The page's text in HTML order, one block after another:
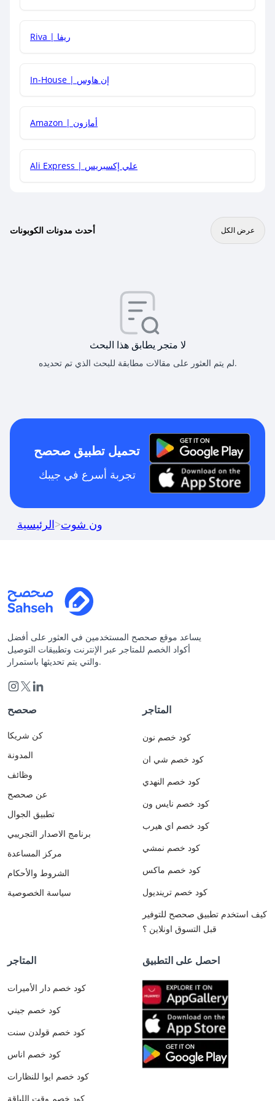
هل يمكنني جمع كود خصم مع العروض الأخرى؟
Riva | ريفا
In-House | إن هاوس
Amazon | أمازون
Ali Express | علي إكسبريس
أحدث مدونات الكوبونات عرض الكل
لا متجر يطابق هذا البحث
لم يتم العثور على مقالات مطابقة للبحث الذي تم تحديده.
تحميل تطبيق صحصح
تجربة أسرع في جيبك
الرئيسية>ون شوت
يساعد موقع صحصح المستخدمين في العثور على أفضل
أكواد الخصم للمتاجر عبر الإنترنت وتطبيقات التوصيل
والتي يتم تحديثها باستمرار.
صحصح
كن شريكا
المدونة
وظائف
عن صحصح
تطبيق الجوال
برنامج الاصدار التجريبي
مركز المساعدة
الشروط والأحكام
سياسة الخصوصية
المتاجر
كود خصم نون
كود خصم شي ان
كود خصم النهدي
كود خصم نايس ون
كود خصم اي هيرب
كود خصم نمشي
كود خصم ماكس
كود خصم ترينديول
كيف استخدم تطبيق صحصح للتوفير
قبل التسوق اونلاين ؟
المتاجر
كود خصم دار الأميرات
كود خصم جيني
كود خصم قولدن سنت
كود خصم اناس
كود خصم ايوا للنظارات
كود خصم وقت اللياقة
احصل على التطبيق